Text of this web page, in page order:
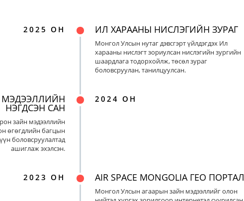
2025 ОН ИЛ ХАРААНЫ НИСЛЭГИЙН ЗУРАГ
Монгол Улсын нутаг дэвсгэрт үйлдэгдэх Ил
харааны нислэгт зориулсан нислэгийн зургийн
шаардлага тодорхойлж, төсөл зураг
боловсруулан, танилцуулсан.
2024 ОН
НЭГДСЭН САН
зайн мэдээллийн
өгөгдлийн багцын
боловсруулалтад
ашиглаж эхэлсэн.
2023 ОН AIR SPACE MONGOLIA ГЕО ПОРТАЛ
Монгол Улсын агаарын зайн мэдээллийг олон